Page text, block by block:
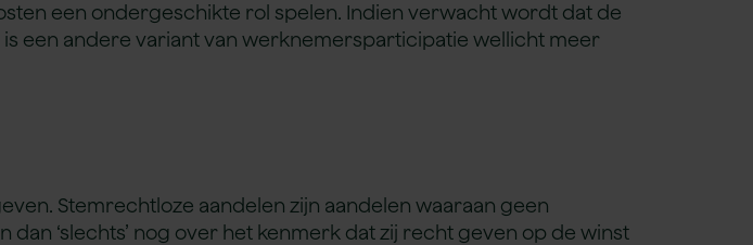
een ondergeschikte rol spelen. Indien verwacht wordt dat de
een andere variant van werknemersparticipatie wellicht meer
Stemrechtloze aandelen zijn aandelen waaraan geen
‘slechts’ nog over het kenmerk dat zij recht geven op de winst